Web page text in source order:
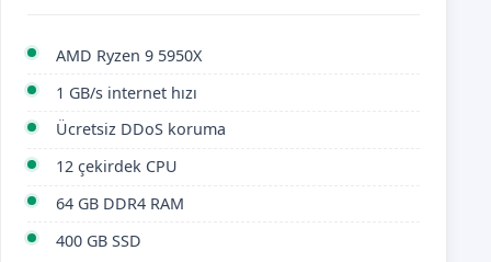
AMD Ryzen 9 5950X
1 GB/s internet hızı
Ücretsiz DDoS koruma
12 çekirdek CPU
64 GB DDR4 RAM
400 GB SSD